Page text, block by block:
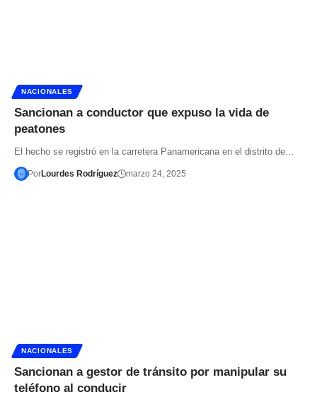
NACIONALES
Sancionan a conductor que expuso la vida de
peatones
El hecho se registró en la carretera Panamericana en el distrito de…
PorLourdes Rodríguez marzo 24, 2025
NACIONALES
Sancionan a gestor de tránsito por manipular su
teléfono al conducir